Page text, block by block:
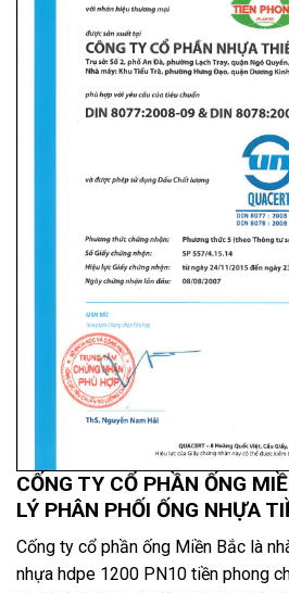
CỐNG TY CỔ PHẦN ỐNG
LÝ PHÂN PHỐI ỐNG NHỰA
Cống ty cổ phần ống Miền Bắc là
nhựa hdpe 1200 PN10 tiền phong